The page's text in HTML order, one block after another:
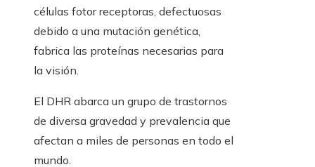
células fotor receptoras, defectuosas
debido a una mutación genética,
fabrica las proteínas necesarias para
la visión.
El DHR abarca un grupo de trastornos
de diversa gravedad y prevalencia que
afectan a miles de personas en todo el
mundo.